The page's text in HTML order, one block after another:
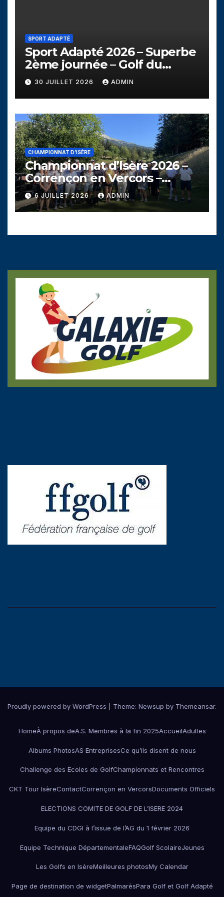
SPORT ADAPTÉ
Sport Adapté 2026 – Superbe
2ème journée – Golf du
Campanil
30 JUILLET 2026 ADMIN
CHAMPIONNAT D’ISÈRE
Championnat d’Isère 2026 –
Corrençon en Vercors –
Dimanche 5 juillet
6 JUILLET 2026 ADMIN
Proudly powered by WordPress Theme: Newsup by Themeansar.
HomeÀ propos deA.S. Membres à la fin 2025AccueilAdultes
Albums PhotosAS EntreprisesCe qu’ils disent de nous
Challenge des Ecoles de GolfChampionnats et Rencontres
CKT Tour IsèreContactCorrençon en VercorsDocuments Officiels
ELECTIONS COMITE DE GOLF DE L’ISERE 2024
Equipe du CDGI à l’issue de l’AG du 1 février 2026
Equipe Technique DépartementaleFAQGolf ScolaireJeunes
Les Golfs en IsèreMeilleures photosMy Calendar
Page de destination de widgetPalmarèsPara Golf et Golf Adapté